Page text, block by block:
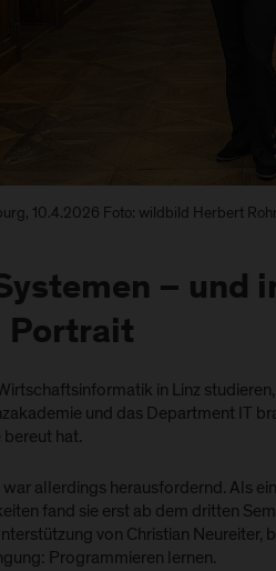
10.4.2026 Foto: wildbild Herbert
– und
Portrait
in Linz
und das Department IT
bereut hat.
allerdings herausfordernd. Als
fand sie erst ab dem dritten
von Christian Neureiter,
Programmieren lernen.